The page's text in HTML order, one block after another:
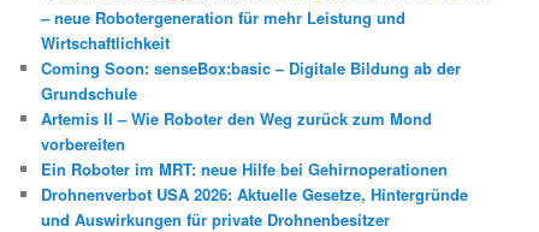
– neue Robotergeneration für mehr Leistung und
Wirtschaftlichkeit
Coming Soon: senseBox:basic – Digitale Bildung ab der
Grundschule
Artemis II – Wie Roboter den Weg zurück zum Mond
vorbereiten
Ein Roboter im MRT: neue Hilfe bei Gehirnoperationen
Drohnenverbot USA 2026: Aktuelle Gesetze, Hintergründe
und Auswirkungen für private Drohnenbesitzer